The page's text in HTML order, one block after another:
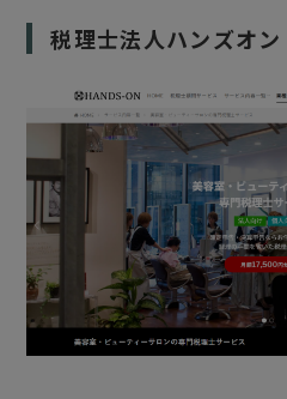
税理士法人ハンズオン